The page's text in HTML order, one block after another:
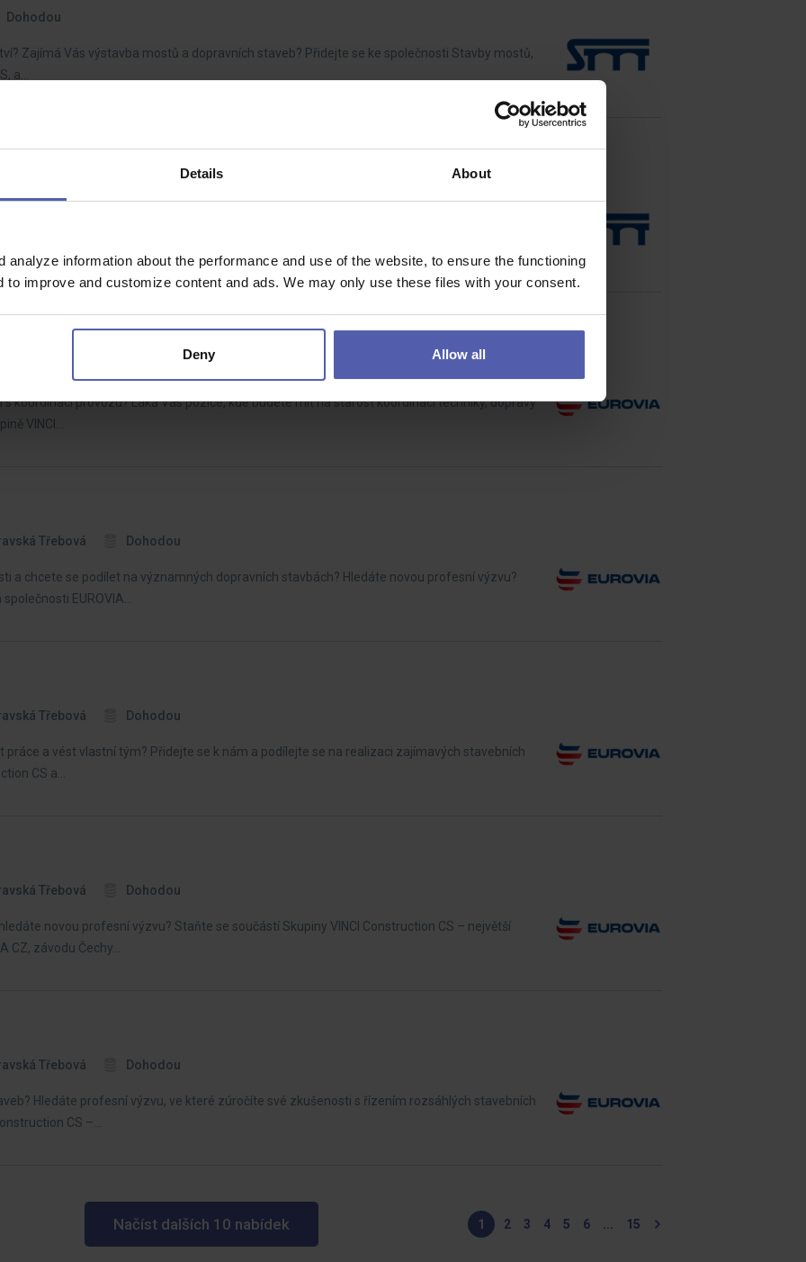
Details About
analyze information about the performance and use of the website, to ensure the functioning
to improve and customize content and ads. We may only use these files with your consent.
Deny Allow all
Dohodou
Zajímá Vás výstavba mostů a dopravních staveb? Přidejte se ke společnosti Stavby mostů,
a…
novou profesní výzvu? Staňte se součástí Skupiny VINCI Construction CS – největší
k týmu…
koordinací provozu? Láká Vás pozice, kde budete mít na starost koordinaci techniky, dopravy
VINCI…
Třebová Dohodou
a chcete se podílet na významných dopravních stavbách? Hledáte novou profesní výzvu?
EUROVIA…
Třebová Dohodou
práce a vést vlastní tým? Přidejte se k nám a podílejte se na realizaci zajímavých stavebních
CS a…
Třebová Dohodou
novou profesní výzvu? Staňte se součástí Skupiny VINCI Construction CS – největší
CZ, závodu Čechy…
Třebová Dohodou
Hledáte profesní výzvu, ve které zúročíte své zkušenosti s řízením rozsáhlých stavebních
CS –…
Načíst dalších 10 nabídek 1 2 3 4 5 6 15